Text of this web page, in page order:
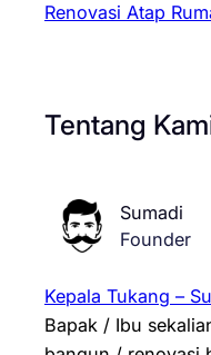
Renovasi Atap
Tentang
Sumadi
Founder
Kepala Tukang –
Bapak / Ibu